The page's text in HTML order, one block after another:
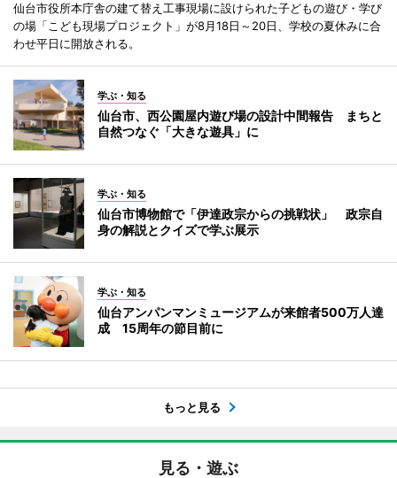
仙台市役所本庁舎の建て替え工事現場に設けられた子どもの遊び・学び
の場「こども現場プロジェクト」が8月18日～20日、学校の夏休みに合
わせ平日に開放される。
学ぶ・知る
仙台市、西公園屋内遊び場の設計中間報告 まちと
自然つなぐ「大きな遊具」に
学ぶ・知る
仙台市博物館で「伊達政宗からの挑戦状」 政宗自
身の解説とクイズで学ぶ展示
学ぶ・知る
仙台アンパンマンミュージアムが来館者500万人達
成 15周年の節目前に
もっと見る
見る・遊ぶ